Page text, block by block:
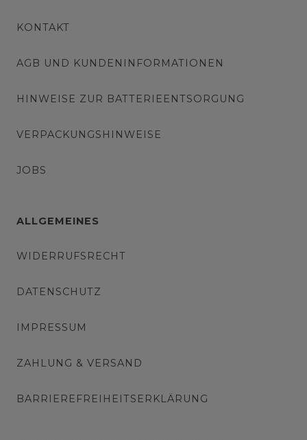
KONTAKT
AGB UND KUNDENINFORMATIONEN
HINWEISE ZUR BATTERIEENTSORGUNG
VERPACKUNGSHINWEISE
JOBS
ALLGEMEINES
WIDERRUFSRECHT
DATENSCHUTZ
IMPRESSUM
ZAHLUNG & VERSAND
BARRIEREFREIHEITSERKLÄRUNG